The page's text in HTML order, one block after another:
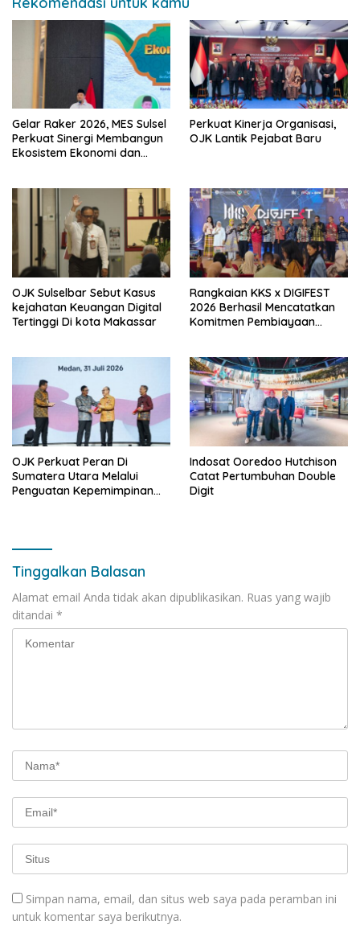
Gelar Raker 2026, MES Sulsel
Perkuat Sinergi Membangun
Ekosistem Ekonomi dan
Perkuat Kinerja Organisasi,
OJK Lantik Pejabat Baru
OJK Sulselbar Sebut Kasus
kejahatan Keuangan Digital
Tertinggi Di kota Makassar
Rangkaian KKS x DIGIFEST
2026 Berhasil Mencatatkan
Komitmen Pembiayaan
OJK Perkuat Peran Di
Sumatera Utara Melalui
Penguatan Kepemimpinan
Indosat Ooredoo Hutchison
Catat Pertumbuhan Double
Digit
Tinggalkan Balasan
Alamat email Anda tidak akan dipublikasikan. Ruas yang wajib
ditandai *
Simpan nama, email, dan situs web saya pada peramban ini
untuk komentar saya berikutnya.